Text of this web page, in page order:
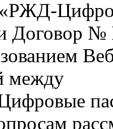
№
между